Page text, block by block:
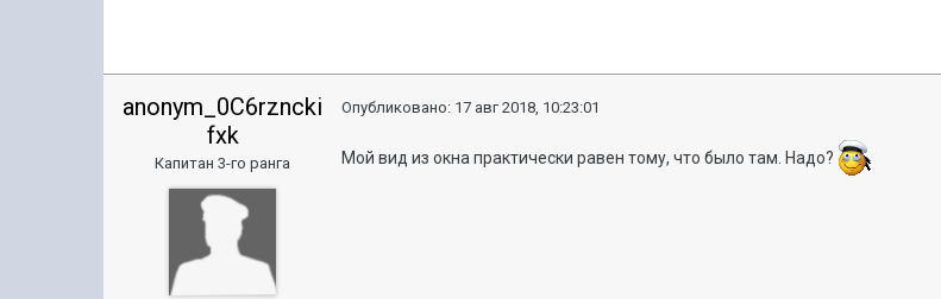
anonym_0C6rzncki
fxk
Капитан 3-го ранга
Опубликовано: 17 авг 2018, 10:23:01
Мой вид из окна практически равен тому, что было там. Надо?